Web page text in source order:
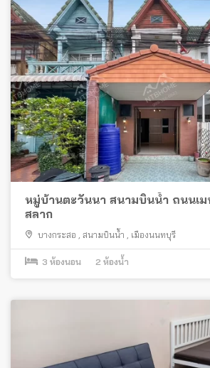
หมู่บ้านตะวันนา สนามบินน้ำ ถนนเม
สลาก
บางกระสอ สนามบินน้ำ เมืองนนทบุรี
3 ห้องนอน 2 ห้องน้ำ